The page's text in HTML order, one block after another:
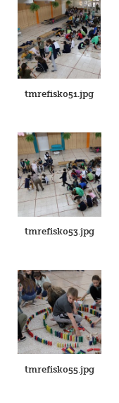
tmrefisk051.jpg
tmrefisk053.jpg
tmrefisk055.jpg